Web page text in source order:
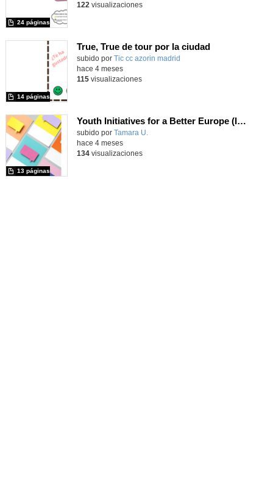
24 páginas
122 visualizaciones
True, True de tour por la ciudad
Contenido educativo.
subido por Tic cc azorin madrid
14 páginas
hace 4 meses
115visualizaciones
Youth Initiatives for a Better Europe (Iniciativa Ciudadana Europea)
Contenido educativo.
subido por Tamara U.
13 páginas
hace 4 meses
134visualizaciones